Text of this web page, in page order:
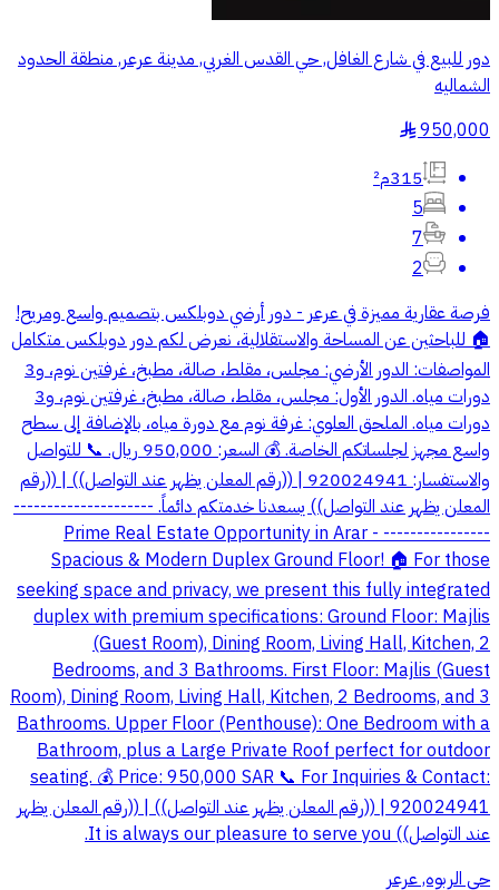
دور للبيع في شارع الغافل, حي القدس الغربي, مدينة عرعر, منطقة الحدود
الشماليه
950,000
§
315م²
5
7
2
فرصة عقارية مميزة في عرعر - دور أرضي دوبلكس بتصميم واسع ومريح!
🏠 للباحثين عن المساحة والاستقلالية، نعرض لكم دور دوبلكس متكامل
المواصفات: الدور الأرضي: مجلس، مقلط، صالة، مطبخ، غرفتين نوم، و3
دورات مياه. الدور الأول: مجلس، مقلط، صالة، مطبخ، غرفتين نوم، و3
دورات مياه. الملحق العلوي: غرفة نوم مع دورة مياه، بالإضافة إلى سطح
واسع مجهز لجلساتكم الخاصة. 💰 السعر: 950,000 ريال. 📞 للتواصل
والاستفسار: 920024941 | ((رقم المعلن يظهر عند التواصل)) | ((رقم
المعلن يظهر عند التواصل)) يسعدنا خدمتكم دائماً. ---------------------
---------------- Prime Real Estate Opportunity in Arar -
Spacious & Modern Duplex Ground Floor! 🏠 For those
seeking space and privacy, we present this fully integrated
duplex with premium specifications: Ground Floor: Majlis
(Guest Room), Dining Room, Living Hall, Kitchen, 2
Bedrooms, and 3 Bathrooms. First Floor: Majlis (Guest
Room), Dining Room, Living Hall, Kitchen, 2 Bedrooms, and 3
Bathrooms. Upper Floor (Penthouse): One Bedroom with a
Bathroom, plus a Large Private Roof perfect for outdoor
seating. 💰 Price: 950,000 SAR 📞 For Inquiries & Contact:
920024941 | ((رقم المعلن يظهر عند التواصل)) | ((رقم المعلن يظهر
عند التواصل)) It is always our pleasure to serve you.
حي الربوه, عرعر